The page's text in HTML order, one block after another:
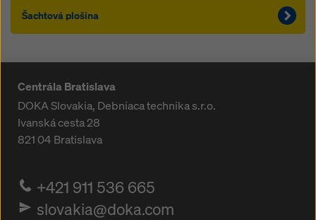
Šachtová plošina
Centrála Bratislava
DOKA Slovakia, Debniaca technika s.r.o.
Ivanská cesta 28
821 04Bratislava
+421 911 536 665
slovakia@doka.com